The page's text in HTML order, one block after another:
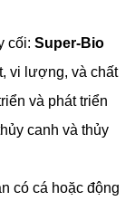
cối: Super-Bio
vi lượng, và chất
và phát triển
canh và thủy
có cá hoặc động